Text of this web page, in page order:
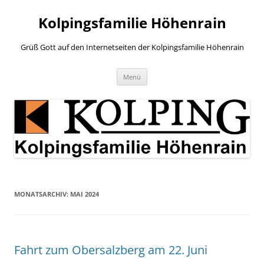
springenKolpingsfamilie Höhenrain
Grüß Gott auf den Internetseiten der Kolpingsfamilie Höhenrain
Menü
MONATSARCHIV: MAI 2024
Fahrt zum Obersalzberg am 22. Juni